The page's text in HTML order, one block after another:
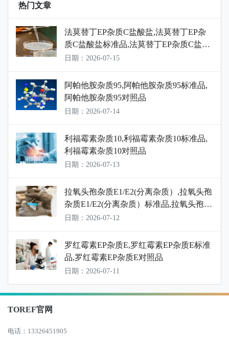
热门文章
法莫替丁EP杂质C盐酸盐,法莫替丁EP杂
质C盐酸盐标准品,法莫替丁EP杂质C盐酸
盐对照品
日期：2026-07-15
阿帕他胺杂质95,阿帕他胺杂质95标准品,
阿帕他胺杂质95对照品
日期：2026-07-14
利福霉素杂质10,利福霉素杂质10标准品,
利福霉素杂质10对照品
日期：2026-07-13
拉氧头孢杂质E1/E2(分离杂质）,拉氧头孢
杂质E1/E2(分离杂质）标准品,拉氧头孢杂
质E1/E2(分离杂质）对照品
日期：2026-07-12
罗红霉素EP杂质E,罗红霉素EP杂质E标准
品,罗红霉素EP杂质E对照品
日期：2026-07-11
TOREF官网
电话：13326451905